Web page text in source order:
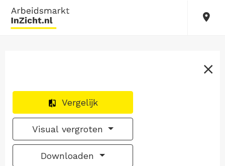
Vergelijk
Visual vergroten
Downloaden